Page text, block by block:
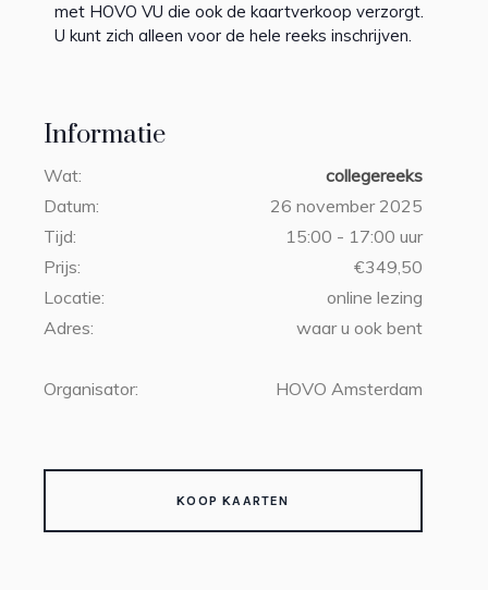
Informatie
Wat:
collegereeks
Datum:
26 november 2025
Tijd:
15:00 - 17:00 uur
Prijs:
€349,50
Locatie:
online lezing
Adres:
waar u ook bent
Organisator: HOVO Amsterdam
KOOP KAARTEN
met HOVO VU die ook de kaartverkoop verzorgt.
U kunt zich alleen voor de hele reeks inschrijven.